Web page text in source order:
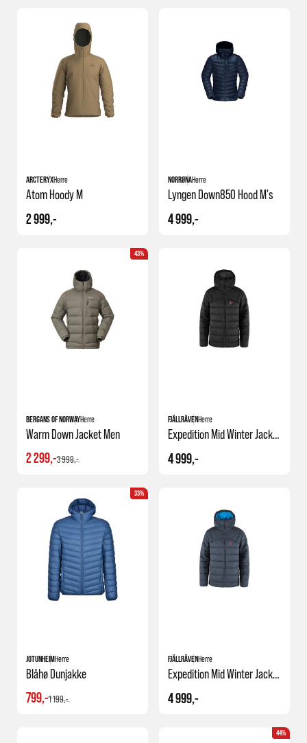
ARCTERYXHerre
Atom Hoody M
2 999,-
NORRØNAHerre
Lyngen Down850 Hood M's
4 999,-
43%
BERGANS OF NORWAYHerre
Warm Down Jacket Men
3 999,-
2 299,-
FJÄLLRÄVENHerre
Expedition Mid Winter Jacket M
4 999,-
33%
JOTUNHEIMHerre
Blåhø Dunjakke
1 199,-
799,-
FJÄLLRÄVENHerre
Expedition Mid Winter Jacket M
4 999,-
44%